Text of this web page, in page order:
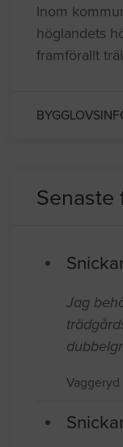
Inom
höglandets
framförallt
Senaste
Jag
Vaggeryd